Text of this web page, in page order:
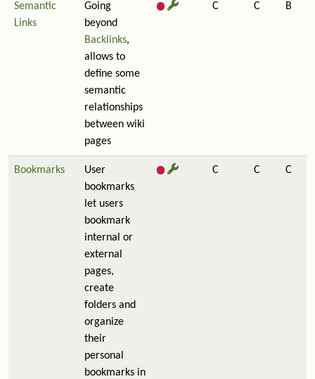
Semantic
Links
Going
beyond
Backlinks,
allows to
define some
semantic
relationships
between wiki
pages
C C B
Bookmarks
User
bookmarks
let users
bookmark
internal or
external
pages,
create
folders and
organize
their
personal
bookmarks in
C C C